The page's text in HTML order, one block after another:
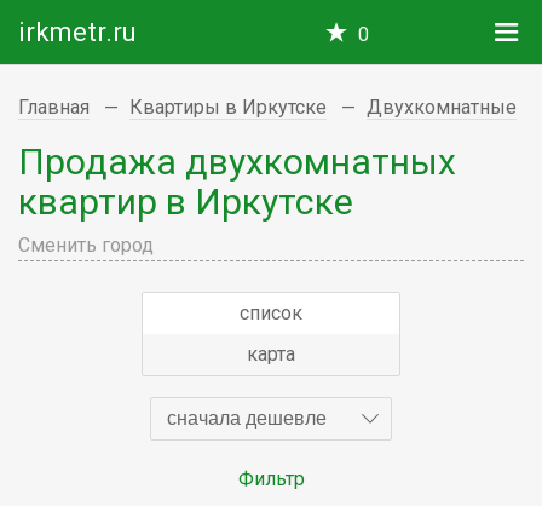
irkmetr.ru 0
Главная Квартиры в Иркутске Двухкомнатные
Продажа двухкомнатных
квартир в Иркутске
Сменить город
список
карта
сначала дешевле
Фильтр